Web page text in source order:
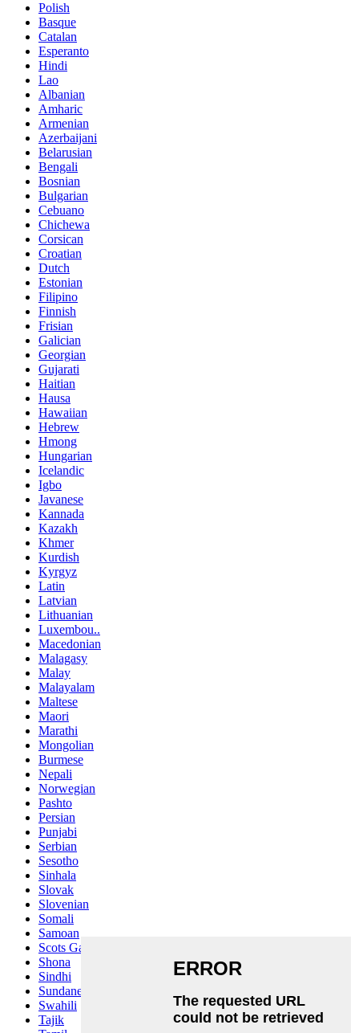
Polish
Basque
Catalan
Esperanto
Hindi
Lao
Albanian
Amharic
Armenian
Azerbaijani
Belarusian
Bengali
Bosnian
Bulgarian
Cebuano
Chichewa
Corsican
Croatian
Dutch
Estonian
Filipino
Finnish
Frisian
Galician
Georgian
Gujarati
Haitian
Hausa
Hawaiian
Hebrew
Hmong
Hungarian
Icelandic
Igbo
Javanese
Kannada
Kazakh
Khmer
Kurdish
Kyrgyz
Latin
Latvian
Lithuanian
Luxembou..
Macedonian
Malagasy
Malay
Malayalam
Maltese
Maori
Marathi
Mongolian
Burmese
Nepali
Norwegian
Pashto
Persian
Punjabi
Serbian
Sesotho
Sinhala
Slovak
Slovenian
Somali
Samoan
Scots Gaelic
Shona
Sindhi
Sundanese
Swahili
Tajik